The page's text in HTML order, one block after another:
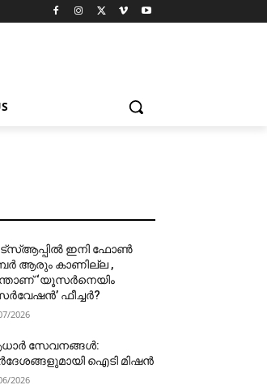
ഇനി ഫോൺ
ആരും കാണില്ല ,
‘യൂസർനെയിം
ഫീച്ചർ?
2026
സേവനങ്ങൾ:
ഐടി മിഷൻ
2026